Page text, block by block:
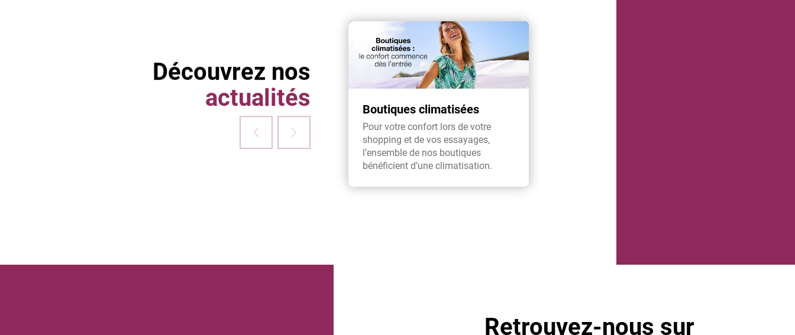
Découvrez nos
actualités
Boutiques climatisées
Pour votre confort lors de votre
shopping et de vos essayages,
l’ensemble de nos boutiques
bénéficient d’une climatisation.
Retrouvez-nous sur